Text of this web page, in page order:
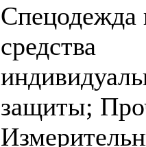
Спецодежда
средства
защиты;